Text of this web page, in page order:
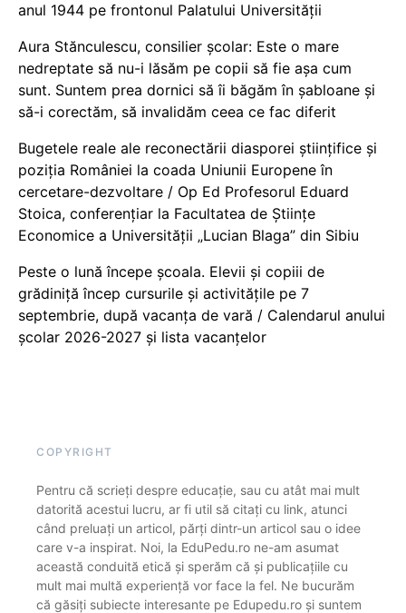
anul 1944 pe frontonul Palatului Universității
Aura Stănculescu, consilier școlar: Este o mare
nedreptate să nu-i lăsăm pe copii să fie așa cum
sunt. Suntem prea dornici să îi băgăm în șabloane și
să-i corectăm, să invalidăm ceea ce fac diferit
Bugetele reale ale reconectării diasporei științifice și
poziția României la coada Uniunii Europene în
cercetare-dezvoltare / Op Ed Profesorul Eduard
Stoica, conferențiar la Facultatea de Științe
Economice a Universității „Lucian Blaga” din Sibiu
Peste o lună începe școala. Elevii și copiii de
grădiniță încep cursurile și activitățile pe 7
septembrie, după vacanța de vară / Calendarul anului
școlar 2026-2027 și lista vacanțelor
COPYRIGHT
Pentru că scrieți despre educație, sau cu atât mai mult
datorită acestui lucru, ar fi util să citați cu link, atunci
când preluați un articol, părți dintr-un articol sau o idee
care v-a inspirat. Noi, la EduPedu.ro ne-am asumat
această conduită etică și sperăm că și publicațiile cu
mult mai multă experiență vor face la fel. Ne bucurăm
că găsiți subiecte interesante pe Edupedu.ro și suntem